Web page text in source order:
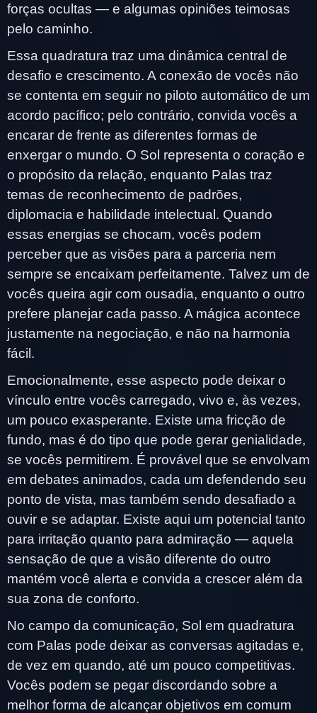
forças ocultas — e algumas opiniões teimosas
pelo caminho.
Essa quadratura traz uma dinâmica central de
desafio e crescimento. A conexão de vocês não
se contenta em seguir no piloto automático de um
acordo pacífico; pelo contrário, convida vocês a
encarar de frente as diferentes formas de
enxergar o mundo. O Sol representa o coração e
o propósito da relação, enquanto Palas traz
temas de reconhecimento de padrões,
diplomacia e habilidade intelectual. Quando
essas energias se chocam, vocês podem
perceber que as visões para a parceria nem
sempre se encaixam perfeitamente. Talvez um de
vocês queira agir com ousadia, enquanto o outro
prefere planejar cada passo. A mágica acontece
justamente na negociação, e não na harmonia
fácil.
Emocionalmente, esse aspecto pode deixar o
vínculo entre vocês carregado, vivo e, às vezes,
um pouco exasperante. Existe uma fricção de
fundo, mas é do tipo que pode gerar genialidade,
se vocês permitirem. É provável que se envolvam
em debates animados, cada um defendendo seu
ponto de vista, mas também sendo desafiado a
ouvir e se adaptar. Existe aqui um potencial tanto
para irritação quanto para admiração — aquela
sensação de que a visão diferente do outro
mantém você alerta e convida a crescer além da
sua zona de conforto.
No campo da comunicação, Sol em quadratura
com Palas pode deixar as conversas agitadas e,
de vez em quando, até um pouco competitivas.
Vocês podem se pegar discordando sobre a
melhor forma de alcançar objetivos em comum